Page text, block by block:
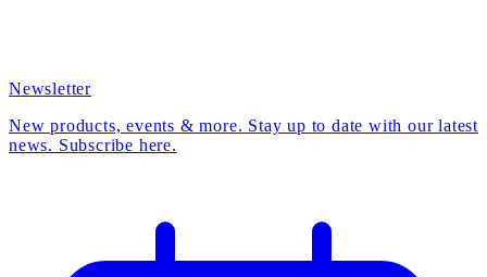
Newsletter
New products, events & more. Stay up to date with our latest
news. Subscribe here.